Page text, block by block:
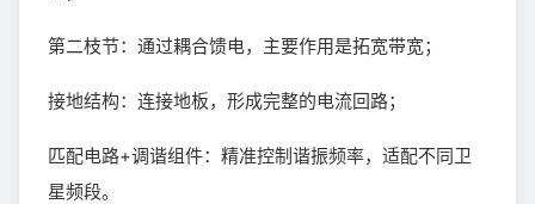
第二枝节：通过耦合馈电，主要作用是拓宽带宽；
接地结构：连接地板，形成完整的电流回路；
匹配电路+调谐组件：精准控制谐振频率，适配不同卫
星频段。